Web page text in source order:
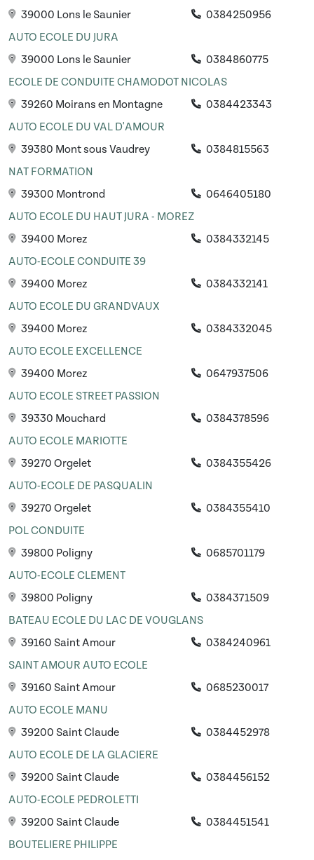
39000 Lons le Saunier
0384250956
AUTO ECOLE DU JURA
39000 Lons le Saunier
0384860775
ECOLE DE CONDUITE CHAMODOT NICOLAS
39260 Moirans en Montagne
0384423343
AUTO ECOLE DU VAL D'AMOUR
39380 Mont sous Vaudrey
0384815563
NAT FORMATION
39300 Montrond
0646405180
AUTO ECOLE DU HAUT JURA - MOREZ
39400 Morez
0384332145
AUTO-ECOLE CONDUITE 39
39400 Morez
0384332141
AUTO ECOLE DU GRANDVAUX
39400 Morez
0384332045
AUTO ECOLE EXCELLENCE
39400 Morez
0647937506
AUTO ECOLE STREET PASSION
39330 Mouchard
0384378596
AUTO ECOLE MARIOTTE
39270 Orgelet
0384355426
AUTO-ECOLE DE PASQUALIN
39270 Orgelet
0384355410
POL CONDUITE
39800 Poligny
0685701179
AUTO-ECOLE CLEMENT
39800 Poligny
0384371509
BATEAU ECOLE DU LAC DE VOUGLANS
39160 Saint Amour
0384240961
SAINT AMOUR AUTO ECOLE
39160 Saint Amour
0685230017
AUTO ECOLE MANU
39200 Saint Claude
0384452978
AUTO ECOLE DE LA GLACIERE
39200 Saint Claude
0384456152
AUTO-ECOLE PEDROLETTI
39200 Saint Claude
0384451541
BOUTELIERE PHILIPPE